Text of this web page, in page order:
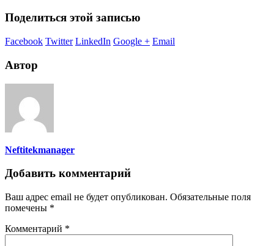
Поделиться этой записью
Facebook Twitter LinkedIn Google + Email
Автор
Neftitekmanager
Добавить комментарий
Ваш адрес email не будет опубликован. Обязательные поля
помечены *
Комментарий *